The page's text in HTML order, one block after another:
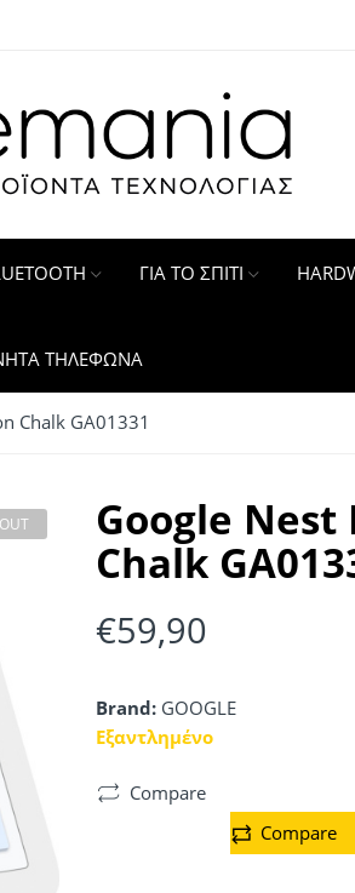
ΓΙΑ ΤΟ ΣΠΙΤΙ
ΤΗΛΕΦΩΝΑ
Chalk GA01331
Google
Chalk
€59,90
Brand: GOOGLE
Εξαντλημένο
Compare
Compare